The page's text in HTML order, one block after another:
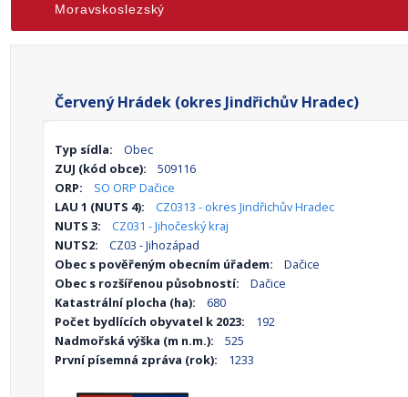
Moravskoslezský
Červený Hrádek (okres Jindřichův Hradec)
Typ sídla:
Obec
ZUJ (kód obce):
509116
ORP:
SO ORP Dačice
LAU 1 (NUTS 4):
CZ0313 - okres Jindřichův Hradec
NUTS 3:
CZ031 - Jihočeský kraj
NUTS2:
CZ03 - Jihozápad
Obec s pověřeným obecním úřadem:
Dačice
Obec s rozšířenou působností:
Dačice
Katastrální plocha (ha):
680
Počet bydlících obyvatel k 2023:
192
Nadmořská výška (m n.m.):
525
První písemná zpráva (rok):
1233